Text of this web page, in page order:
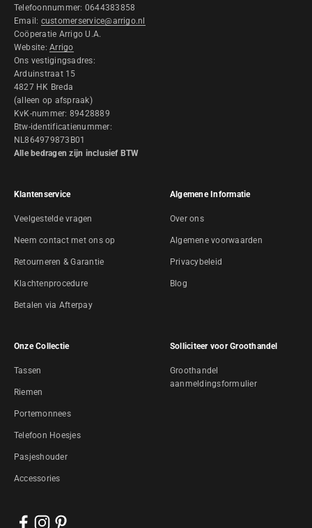
Telefoonnummer: 0644383858
Email: customerservice@arrigo.nl
Coöperatie Arrigo U.A.
Website:Arrigo
Ons vestigingsadres:
Arduinstraat 15
4827 HK Breda
(alleen op afspraak)
KvK-nummer: 89428889
Btw-identificatienummer:
NL864979873B01
Alle bedragen zijn inclusief BTW
Klantenservice
Veelgestelde vragen
Neem contact met ons op
Retourneren & Garantie
Klachtenprocedure
Betalen via Afterpay
Algemene Informatie
Over ons
Algemene voorwaarden
Privacybeleid
Blog
Onze Collectie
Tassen
Riemen
Portemonnees
Telefoon Hoesjes
Pasjeshouder
Accessories
Solliciteer voor Groothandel
Groothandel
aanmeldingsformulier